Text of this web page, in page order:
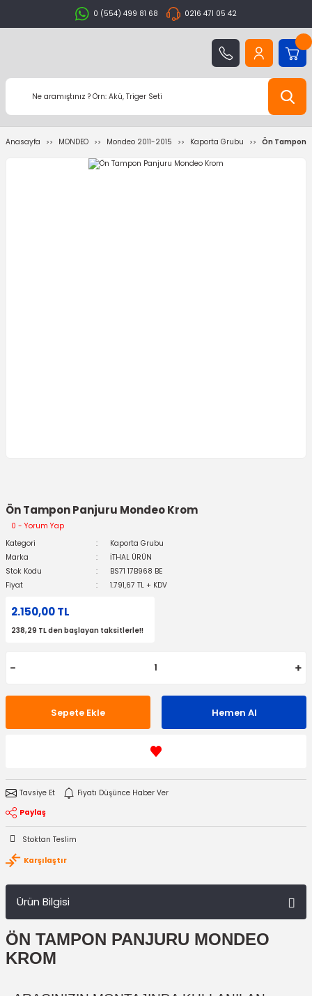
0 (554) 499 81 68 0216 471 05 42
Anasayfa MONDEO Mondeo 2011-2015 Kaporta Grubu Ön Tampon
Ön Tampon Panjuru Mondeo Krom
0 - Yorum Yap
Kategori
Kaporta Grubu
Marka
İTHAL ÜRÜN
Stok Kodu
BS71 17B968 BE
Fiyat
1.791,67 TL + KDV
2.150,00 TL
238,29 TL den başlayan taksitlerle!!
Sepete Ekle Hemen Al
Tavsiye Et
Fiyatı Düşünce Haber Ver
Paylaş
Stoktan Teslim
Karşılaştır
Ürün Bilgisi
ÖN TAMPON PANJURU MONDEO
KROM